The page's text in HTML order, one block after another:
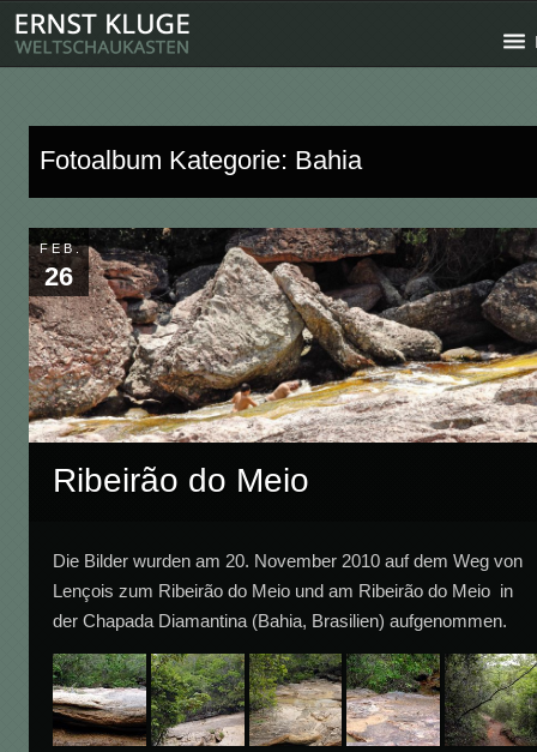
Fotoalbum Kategorie: Bahia
FEB.
26
Ribeirão do Meio
Die Bilder wurden am 20. November 2010 auf dem Weg von
Lençois zum Ribeirão do Meio und am Ribeirão do Meio in
der Chapada Diamantina (Bahia, Brasilien) aufgenommen.